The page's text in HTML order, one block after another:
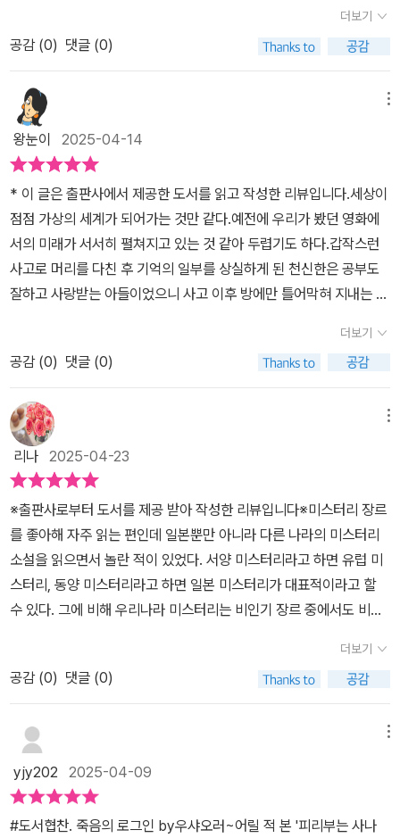
를 마주하는 것도 놀라운데, 처음부터 등장했던 친구 허칭옌의 정체
도 궁금했다. 그의 정체는 과연 무엇이었을까? 예상치 못한 반전이었
다.
의 대타를 부탁하고 그 자리에 함께합니다. 시리는 그동안 대학생이
라 속인 사실을 고백하며 미안하다며 이제 게임을 그만둘 거라고 합
니다. 그렇게 떠난 시리에게서 갑자기 검은 안개 몇 가닥이 보입니다.
살던 집에서 모습을 감춘 시리는 어디에 있는지, 시리와 비슷한 또래
의 소녀들도 사라지는데 이들은 어디에 있는지, 더 자세한 이야기는
<죽음의 로그인>에서 확인하세요.가스라이팅이란 말을 아시나요. 가
스라이팅은 상대방의 자주성을 교묘히 무너뜨리는 언행을 의미하는
신조어입니다. 이는 연극의 제목이 보통 명사화된 경우라서 전문적인
용어가 아니고 심리적 지배와 비슷합니다. <죽음의 로그인>에서는
가스라이팅의 상황을 보여줍니다. 책의 소녀들은 자신이 쓸모없다고
느끼고 소속감을 느끼지 못해 무기력합니다. 그들을 지켜줄 가족도
학교도 없습니다. 그래서 그녀들은 피리 부는 사나이의 피리 소리에
부는 사나이는 그녀들을 조종하고 있습니다. 그렇게 소녀들이 자꾸만
사라지고, 비밀 사이트에서 소녀들의 사진이 올라옵니다. 이 같은 일
들은 2019년 2월경 발생한 N번방 사건을 떠올리게 합니다. 텔레그
램에 개설된 단체 채팅방을 통해 불법 음란물을 생성하고 거래 및 유
포한 디지털 성범죄 사건입니다. 이곳을 이용하는 사람들이 학생에서
직장인까지 겉으로 보기에 평범한 사람들이라 더욱 충격을 주었습니
다. 이런 불법적인 일들을 저지르면서 자신의 삐뚤어진 욕망을 채우
는 사람들이 이렇게나 많다니 정말 놀랐고, 이런 일에 이용된 미성년
자도 있어 더욱 논란이 되었습니다. <죽음의 로그인>이 출판된 후
'타이완판 N번방' 사건이라고 불리는 인터넷 비밀 포럼이 적발되었답
니다. 이 포럼의 고급 회원 중에는 의사, 교사, 군인, 경찰 등의 직업을
가진 사람도 있었습니다. 전과가 많은 범죄자가 아니라 우리가 신뢰
하고 의지하는 사람, 어쩌면 엘리베이터를 타고 가벼운 인사를 주고
받았을 수도 있는 사람인 것입니다. 어떻게 해야 이런 범죄를 예방할
이런 일을 '신경 쓰는' 사람이 늘어나고, 계속 조사하는 사람이 있다는
사실에 희망을 보았습니다.
제점들을 들춰내고 있어요. 은둔형 외톨이가 된 청년 천신한을 통해
'죽음의 로그인'이라는 충격적인 이야기를 들려주고 있어요. 아무리
과 재미가 탁월하네요. 저자는 우연히 인터넷 서핑을 하다가 불청객
처럼 뜬 포르노 광고를 본 뒤로 이런 종류의 범죄를 조사하게 되었고,
한국 'N번방' 사건을 접하게 되었대요. 우샤오러의 소설이 타이완에
서 출간된 후 '타이완판 N번방' 사건이라고 불리는 인터넷 비밀 포럼
이 적발되었고, 타이완의 미투 운동이 시작되었다고 하네요. 저자는
고 이용마 선생님의 책 <세상은 바꿀 수 있습니다>를 읽으면서 자신
의 신념과 공통적인 면을 발견했다고 해요. '우리는 세상이 더 좋아질
거라고 믿어야 한다.' (478p) 또한 종종 한국 문학에서 귀중한 생각
의 자양분을 얻고, K팝을 들으며 에너지를 충전한다면서, 우리에게
기도 하고 추악하기도 하다. 내가 할 수 있는 일은 창작 활동을 통해
이런 아름다움과 추악함에 더욱 가까이 접근하는 것뿐이다.' (478p)
소설 속에서 온라인 게임을 하는 천신한을 보면서 우리의 현실을 떠
올렸어요. 현실이 게임이라면, 지금 우리 사회에서 벌어지고 있는 혼
란은 특정 유저가 버그를 악용해 불공정한 우세를 점하고 있는 거예
요. 게임에서 발생하는 버그가 시스템상의 오류라면 플레이어들은 로
그아웃, 새롭게 시스템 정비를 할 때까지 기다리면 돼요. 근데 현실은,
내~란 우두머리의 형사재판에 관한 뉴스를 보면서 우리의 사법 시스
템에 심각한 버그 출현을 재확인했네요. 우리는 로그아웃 할 수도 없
고, 버그로 인한 피해를 고스란히 받고 있으니, 어찌 해야 될까요. 중
요한 건 주인공 천신한을 통해 우리는 '너는 내가 되고, 나는 네가 되
고, 인간이 우위를 점하면 어떻게 되는지, 반대 입장은 어떠한지'와 같
'우리는 권력 구조를 완전히 역전시켜야 한다. 가해자가 얻는 것보다
잃는 것이 훨씬 더 많게 만들어야 한다.' (477p) 라는 우샤오러 작가
님의 말에 완전 공감하면서, 위기의 순간마다 헌법과 민주주의를 지
켜낸 힘으로 버그 사태를 해결해나가야 할 것 같아요.
청년은 교통 사고 이후 삶이 바뀐다.죽을 위험을 넘긴 큰 교통 사고였
는데 이 이후 그는 죽음의 검은 안개를 보는 능력이 생긴다.병원에 입
원했을 때 이 능력을 알게 되지만 이때만 해도 견딜만했다.하지만 같
이 일하던 동료의 죽음을 본 후 그의 삶은 나락으로 떨어진다.집밖으
로 나가면 그의 눈에 죽음의 연기가 보여 밖으로 나갈 수 없다.그가 집
밖으로 나갈 결심을 한 날은 자살하려고 한 날이다.숙소 중 평이 나쁜
곳에서 죽어 최대한 사람들에게 피해를 입히려고 한다.자살할 도구를
사고, 그 전에 먹을 음식을 산 후 공원에서 구워 먹는다.이때 만난 노
숙인과의 대화는 그를 다시 살게 한다.그리고 이야기는 인터넷 게임
위그드라실에서 뚸어난 실력을 보여주는 그의 모습으로 넘어간다.그
의 뛰어난 실력은 아이템 팔기 등으로 적지 않은 돈을 벌 수 있게 한
다.자살 시도를 그만 둔 이후로도 그는 결코 집밖으로 나가지 않는다.
다만 병원에서 우연히 만나 자신의 비밀을 말한 허칭옌만 집에 찾아
올 뿐이다.그가 소속된 길드 환절중당은 게임을 통해 사람들과 소통
누었던 여자다.항상 집안에만 있던 그를 집밖으로 나오게 한 것은 좋
아하던 시리다.시리가 실제 만나길 바랐는데 이 만남에 허칭옌을 대
신 내보낸다.그는 주변에서 둘이 대화하는 것을 들고만 있으려고 한
것이다.허칭옌을 보낸 것은 그가 시리에게 자신이라고 속이고 친구의
사진을 보냈기 때문이다.시리와 친구의 대화는 반가움 속에 이어지지
만 천신한은 시리에게서 검은 안개를 본다.이 검은 안개는 시리의 죽
음을 예고하는 것이다.시리와의 대화를 복기하고, 전화로 시리가 만
나는 남자와 연락을 끊게 한다.자신이 직접 시리를 만나러 가지만 오
히려 시리를 속인 것처럼 된다.그리고 이때 시리가 잠시 출연했던 다
이안이란 것을 알게 되지만 검은 안개는 사라지지 않고 있다.왕전샹
은 시리 친구 양양의 외삼촌이다.시리는 양양의 가족이 내어준 집에
서 살고 있다.양양이 시리의 대화에서 이상함을 느끼면서 왕전샹을
통해 천신한에게 연락했다.뉴스에는 십대 소녀가 사라진 뉴스가 흘러
나온다.양양이 어색하게 느낀 대화는 그 둘만의 오랜 습관이자 암호
와도 같다.그리고 시리가 남자친구에게 가스라이팅 당하는 장면이 나
온다.이 장면을 보면서 천신한이 예상했던 사람이 범인이 아닐 것이
라고 확신했다.하지만 누가, 왜 시리를 이렇게 죽음으로 몰고 가려는
더보기
공감 (0) 댓글 (0)
왕눈이 2025-04-14
* 이 글은 출판사에서 제공한 도서를 읽고 작성한 리뷰입니다.세상이
점점 가상의 세계가 되어가는 것만 같다.예전에 우리가 봤던 영화에
서의 미래가 서서히 펼쳐지고 있는 것 같아 두렵기도 하다.갑작스런
사고로 머리를 다친 후 기억의 일부를 상실하게 된 천신한은 공부도
잘하고 사랑받는 아들이었으니 사고 이후 방에만 틀어막혀 지내는 은
을 느끼게 되었고 고교동창인 허칭옌만이 유일한 친구가 된다. 천신
한은 사고이후 나타난 이상한 증세에 대해 허칭옌에게만 고백한다.곧
죽음을 맞이할 사람들에게 보이는 어둔 그림자에 대해.어둔 그림자가
덮힌 사람들은 얼마 지나지 않아 반드시 죽음을 맞이한다. 그러니 더
욱 사람을 만나는 일이 두려워졌다. 천신한은 영리한 학생이었고 결
국 게임의 세계에 몰입하게 된다.​온라인 게임 위그드라실에서 천신한
은 등촨이란 가명으로 활동을 한다.퀘스트를 깨나가면서 레벨업이 되
고 얻은 무기를 판매를 하면서 등촨의 게임레벨은 최상이었고 온라인
상에서는 영웅이었다. 그 게임에서 시리라고 명명된 캐릭터와 대화를
하게 된 등촨은 시리가 한 번 꼭 만나자는 제의에 망설이다가 유일한
친구인 허칭옌을 등촨이라고 속여 시리를 만나게 한다.​시리는 어려서
부터 홀로 지내온 루이안이라는 여자애였다. 허칭옌의 외모에 호감을
느낀 것 같았지만 뭔가 어색함을 느끼고 헤어진 이후 천신한은 거짓
말로 시리를 속인 것에 대해 후회를 한다. 결국 시리에게 고백을 하고
벗어나는데..등촨과 시리가 즐기는 온라인 게임에는 무시무시한 비밀
들이 숨어있었다.게임을 즐기는 십대 소녀들이 하나 둘 실종되기도
하고 누군가의 조종에 의해 미쳐가기도 했다.​천신한은 루이안의 절친
인 양양의 외삼촌과 그 사건을 조사하는 기자와 함께 온라인게임에서
더보기
공감 (0) 댓글 (0)
리나 2025-04-23
※출판사로부터 도서를 제공 받아 작성한 리뷰입니다※​​​미스터리 장르
를 좋아해 자주 읽는 편인데 일본뿐만 아니라 다른 나라의 미스터리
소설을 읽으면서 놀란 적이 있었다. 서양 미스터리라고 하면 유럽 미
스터리, 동양 미스터리라고 하면 일본 미스터리가 대표적이라고 할
수 있다. 그에 비해 우리나라 미스터리는 비인기 장르 중에서도 비인
청 발전했다는 것을 느낄 수 있었다. 일본 미스터리의 아류라고 생각
하겠지만 그 아류에서 중화 미스터리만의 색깔을 가지게 된 것이다.
작가 '레이미'나 '쿤룬' 같은 작가들은 인기도 많지만 작품도 중화 미스
터리의 파워를 느낄 수 있다. <죽음의 로그인>의 작가 '우샤오러'도
최근에 관심을 가지고 있는 작가다. 전작인 <우리에게는 비밀이 없다
>로 처음 접하게 된 작가로 <죽음의 로그인>이 작가의 두 번째로 읽
은 작품이다. 이 작품 <죽음의 로그인>은 온라인 게임에서 만난 게임
친구를 구하기 위해 온라인과 오프라인을 오가는 스토리다. 이 작품
더보기
공감 (0) 댓글 (0)
yjy202 2025-04-09
#도서협찬. 죽음의 로그인 by우샤오러~어릴 적 본 '피리부는 사나